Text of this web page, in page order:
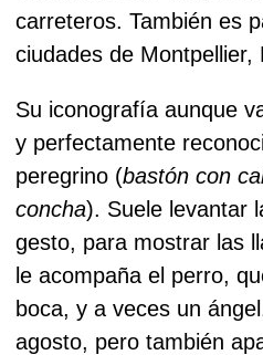
carreteros. También es
ciudades de Montpellier,
Su iconografía aunque
y perfectamente
peregrino (bastón con
concha). Suele levantar
gesto, para mostrar las
le acompaña el perro,
boca, y a veces un
agosto, pero también